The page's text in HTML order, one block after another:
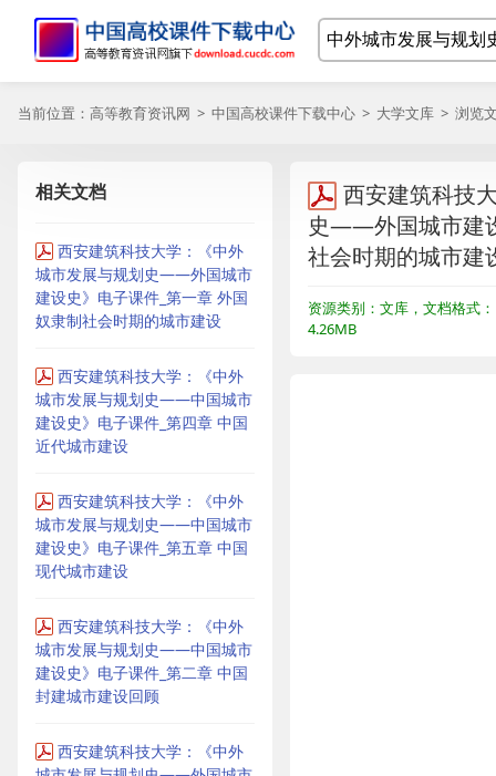
当前位置： 高等教育资讯网 > 中国高校课件下载中心 > 大学文库 > 浏览
相关文档
西安建筑科技大学：《中外
城市发展与规划史——外国城市
建设史》电子课件_第一章 外国
奴隶制社会时期的城市建设
西安建筑科技大学：《中外
城市发展与规划史——中国城市
建设史》电子课件_第四章 中国
近代城市建设
西安建筑科技大学：《中外
城市发展与规划史——中国城市
建设史》电子课件_第五章 中国
现代城市建设
西安建筑科技大学：《中外
城市发展与规划史——中国城市
建设史》电子课件_第二章 中国
封建城市建设回顾
西安建筑科技大学：《中外
西安建筑科技
史——外国城市建
社会时期的城市建
资源类别：文库，文档格式
4.26MB